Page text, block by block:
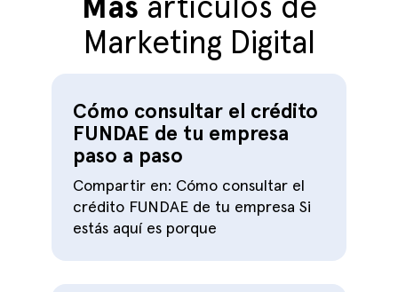
Más artículos de
Marketing Digital
Cómo consultar el crédito
FUNDAE de tu empresa
paso a paso
Compartir en: Cómo consultar el
crédito FUNDAE de tu empresa Si
estás aquí es porque